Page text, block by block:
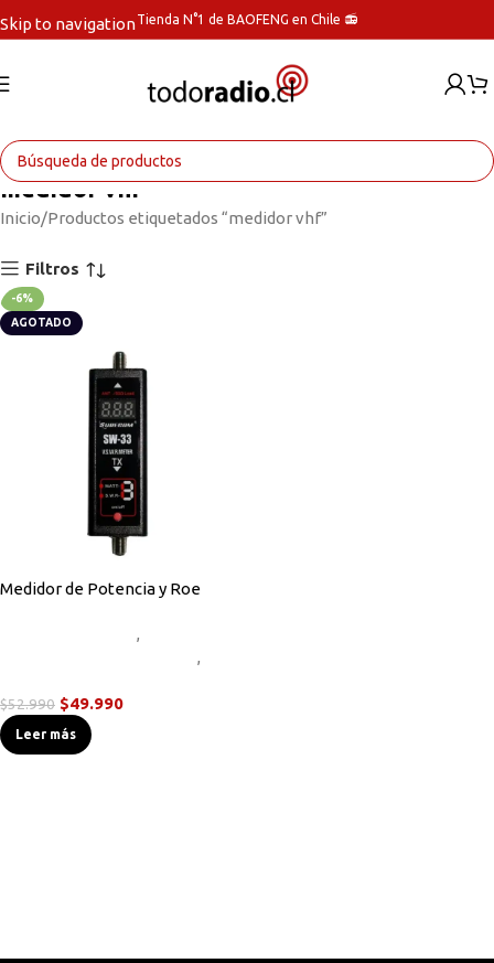
Skip to navigationTienda N°1 de BAOFENG en Chile 📻
medidor vhf
Inicio Productos etiquetados “medidor vhf”
Filtros
-6%
AGOTADO
Medidor de Potencia y Roe
,
,
$52.990 $49.990
Leer más